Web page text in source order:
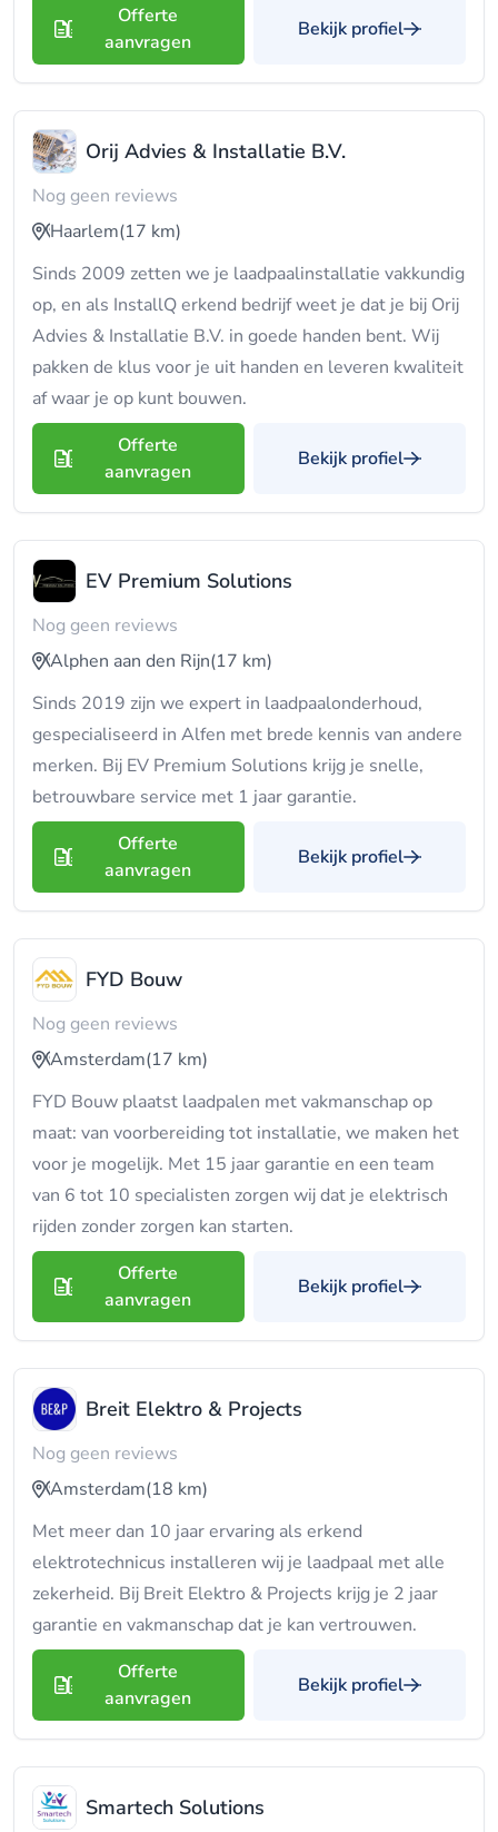
Offerte
aanvragen
Bekijk profiel
Orij Advies & Installatie B.V.
Nog geen reviews
Haarlem(17 km)
Sinds 2009 zetten we je laadpaalinstallatie vakkundig
op, en als InstallQ erkend bedrijf weet je dat je bij Orij
Advies & Installatie B.V. in goede handen bent. Wij
pakken de klus voor je uit handen en leveren kwaliteit
af waar je op kunt bouwen.
Offerte
aanvragen
Bekijk profiel
EV Premium Solutions
Nog geen reviews
Alphen aan den Rijn(17 km)
Sinds 2019 zijn we expert in laadpaalonderhoud,
gespecialiseerd in Alfen met brede kennis van andere
merken. Bij EV Premium Solutions krijg je snelle,
betrouwbare service met 1 jaar garantie.
Offerte
aanvragen
Bekijk profiel
FYD Bouw
Nog geen reviews
Amsterdam(17 km)
FYD Bouw plaatst laadpalen met vakmanschap op
maat: van voorbereiding tot installatie, we maken het
voor je mogelijk. Met 15 jaar garantie en een team
van 6 tot 10 specialisten zorgen wij dat je elektrisch
rijden zonder zorgen kan starten.
Offerte
aanvragen
Bekijk profiel
Breit Elektro & Projects
Nog geen reviews
Amsterdam(18 km)
Met meer dan 10 jaar ervaring als erkend
elektrotechnicus installeren wij je laadpaal met alle
zekerheid. Bij Breit Elektro & Projects krijg je 2 jaar
garantie en vakmanschap dat je kan vertrouwen.
Offerte
aanvragen
Bekijk profiel
Smartech Solutions